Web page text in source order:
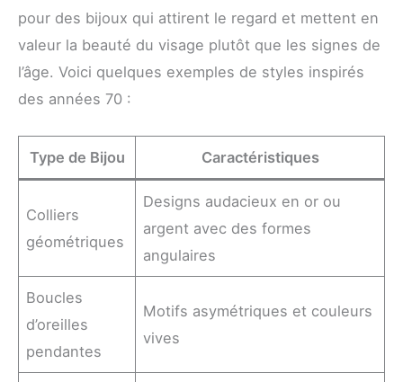
pour des bijoux qui attirent le regard et mettent en
valeur la beauté du visage plutôt que les signes de
l’âge. Voici quelques exemples de styles inspirés
des années 70 :
Type de Bijou Caractéristiques
Colliers
géométriques
Designs audacieux en or ou
argent avec des formes
angulaires
Boucles
d’oreilles
pendantes
Motifs asymétriques et couleurs
vives